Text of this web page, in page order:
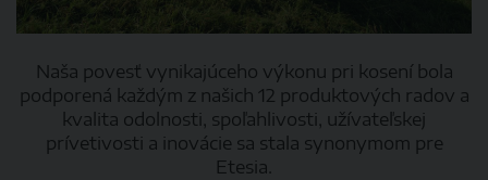
Naša povesť vynikajúceho výkonu pri kosení bola
podporená každým z našich 12 produktových radov a
kvalita odolnosti, spoľahlivosti, užívateľskej
prívetivosti a inovácie sa stala synonymom pre
Etesia.